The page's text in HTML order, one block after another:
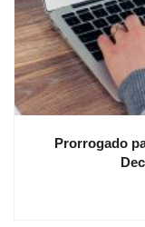
Prorrogado